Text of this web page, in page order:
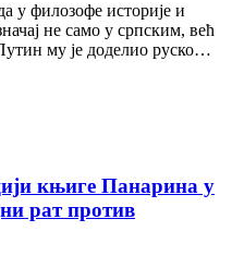
у филозофе историје и
не само у српским, већ
му је доделио руско…
књиге Панарина у
рат против